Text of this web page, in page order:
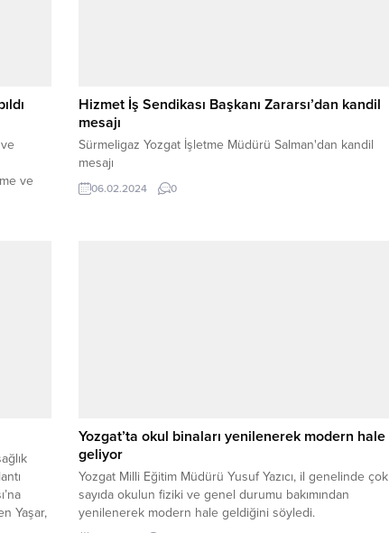
ve
Hizmet İş Sendikası Başkanı Zararsı’dan kandil
mesajı
Sürmeligaz Yozgat İşletme Müdürü Salman'dan kandil
mesajı
06.02.2024 0
Yaşar,
Yozgat’ta okul binaları yenilenerek modern hale
geliyor
Yozgat Milli Eğitim Müdürü Yusuf Yazıcı, il genelinde çok
sayıda okulun fiziki ve genel durumu bakımından
yenilenerek modern hale geldiğini söyledi.